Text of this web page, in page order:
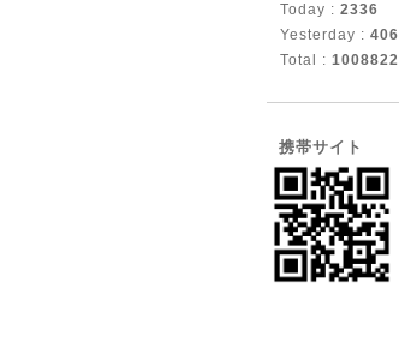
Today : 2336
Yesterday : 406
Total : 1008822
携帯サイト